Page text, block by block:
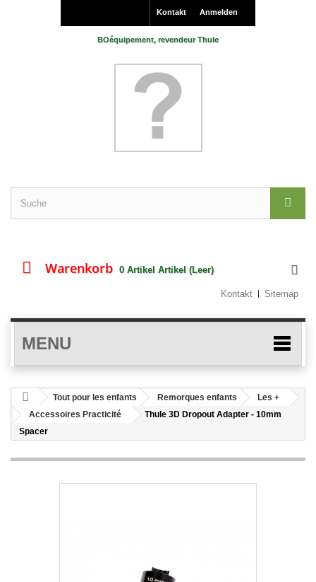
Anmelden
Kontakt
BOéquipement, revendeur Thule
Warenkorb 0 Artikel Artikel (Leer)
Kontakt Sitemap
MENU
Tout pour les enfants Remorques enfants
Les +
Accessoires Practicité
Thule 3D Dropout Adapter - 10mm
Spacer